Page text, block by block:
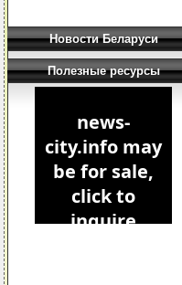
Новости Беларуси
Полезные ресурсы